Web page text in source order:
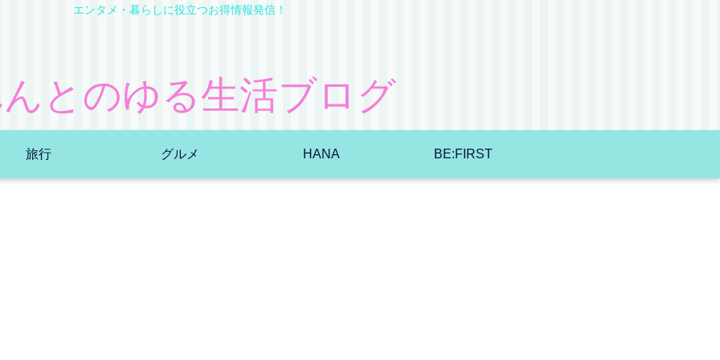
エンタメ・暮らしに役立つお得情報発信！
とのゆる生活ブログ
旅行 グルメ HANA BE:FIRST